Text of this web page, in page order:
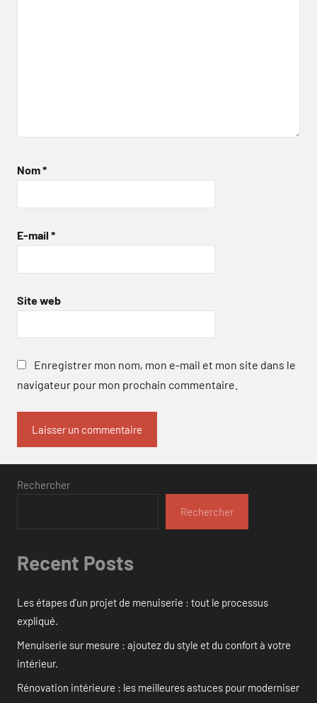
Nom*
E-mail *
Site web
Enregistrer mon nom, mon e-mail et mon site dans le
navigateur pour mon prochain commentaire.
Rechercher
Rechercher
Recent Posts
Les étapes d’un projet de menuiserie : tout le processus
expliqué.
Menuiserie sur mesure : ajoutez du style et du confort à votre
intérieur.
Rénovation intérieure : les meilleures astuces pour moderniser